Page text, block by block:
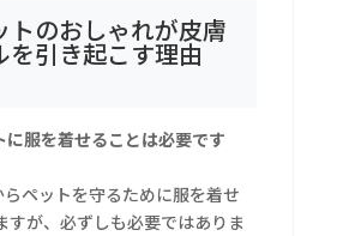
トのおしゃれが皮膚
を引き起こす理由
に服を着せることは必要です
ペットを守るために服を着せ
すが、必ずしも必要ではありま